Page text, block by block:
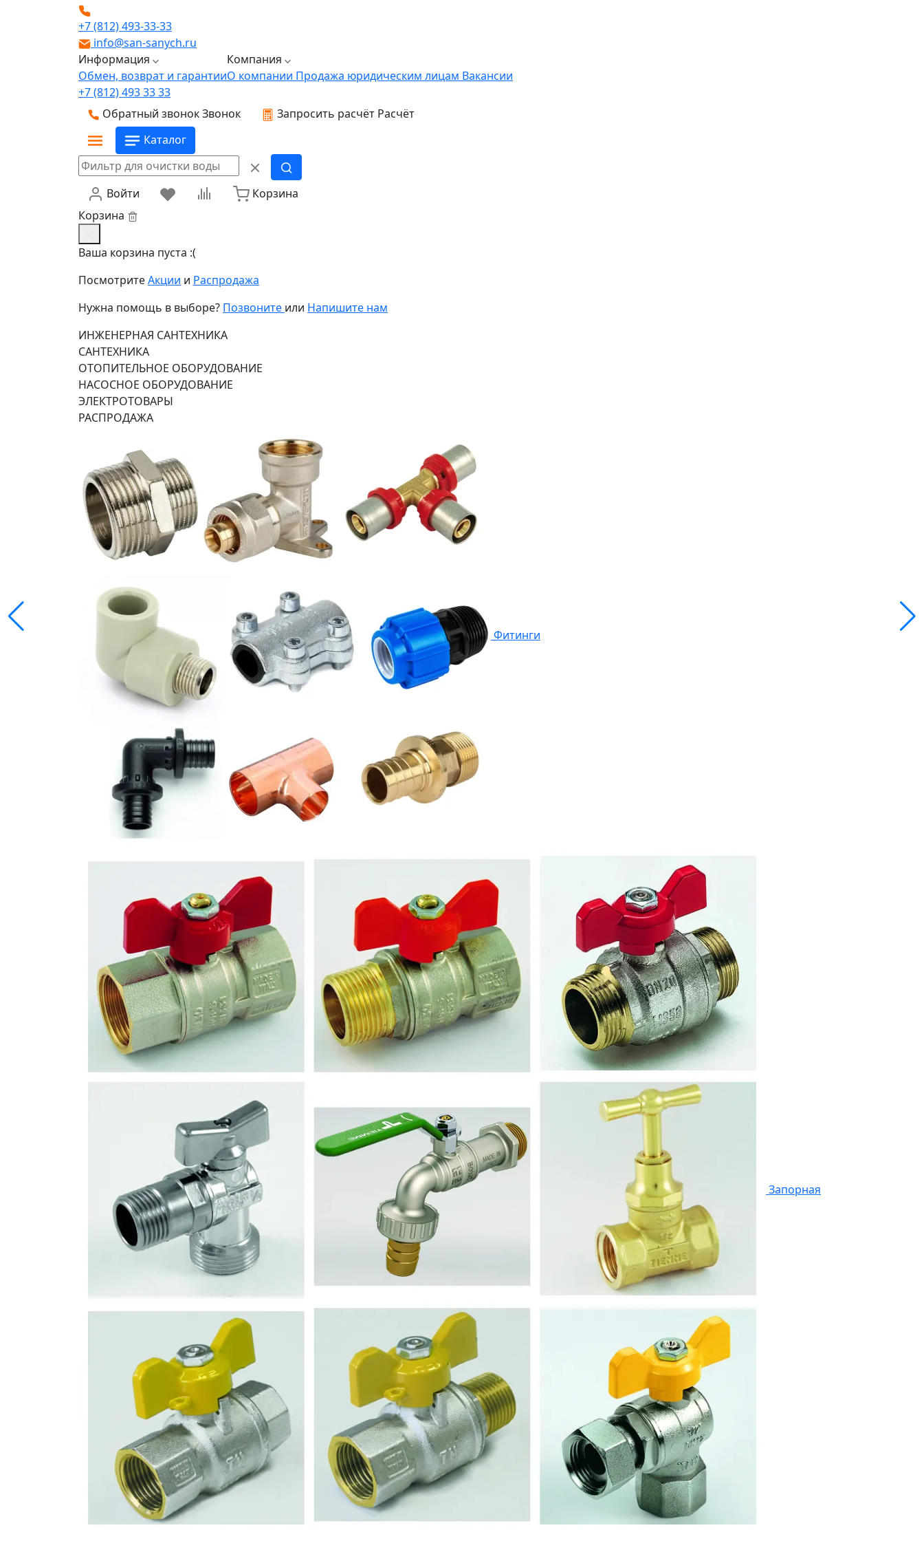
+7 (812) 493-33-33
info@san-sanych.ru
Информация
Обмен, возврат и гарантии
Компания
О компании Продажа юридическим лицам Вакансии
+7 (812) 493 33 33
Обратный звонокЗвонок Запросить расчёт Расчёт
Каталог
Войти
Корзина
Корзина
Ваша корзина пуста :(
ПосмотритеАкции и Распродажа
Нужна помощь в выборе? Позвоните или Напишите нам
ИНЖЕНЕРНАЯ САНТЕХНИКА
САНТЕХНИКА
ОТОПИТЕЛЬНОЕ ОБОРУДОВАНИЕ
НАСОСНОЕ ОБОРУДОВАНИЕ
ЭЛЕКТРОТОВАРЫ
РАСПРОДАЖА
Фитинги
Запорная